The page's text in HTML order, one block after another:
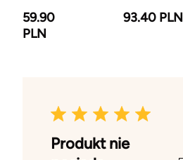
59.90
PLN
93.40 PLN
Produkt nie